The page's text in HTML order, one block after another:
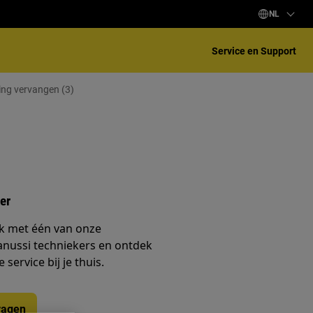
NL
Service en Support
vervangen (3)
met één van onze
techniekers en ontdek
service bij je thuis.